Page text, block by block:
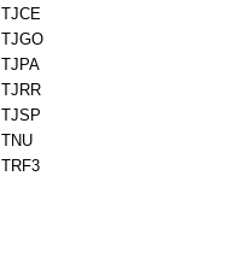
TJCE
TJGO
TJPA
TJRR
TJSP
TNU
TRF3